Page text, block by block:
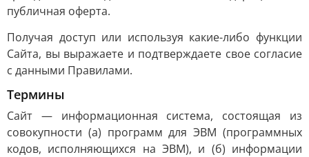
публичная оферта.
Получая доступ или используя какие-либо функции
Сайта, вы выражаете и подтверждаете свое согласие
с данными Правилами.
Термины
Сайт — информационная система, состоящая из
совокупности (а) программ для ЭВМ (программных
кодов, исполняющихся на ЭВМ), и (б) информации